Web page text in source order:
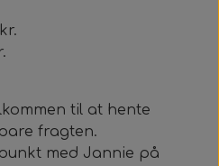
til at hente
fragten.
med Jannie på